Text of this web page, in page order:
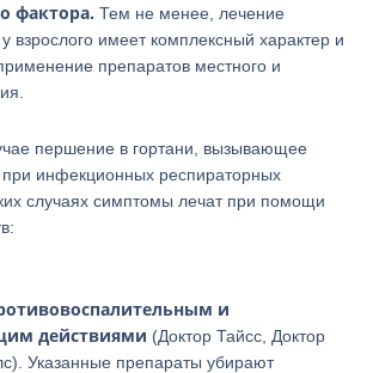
фактора. Тем не менее, лечение
взрослого имеет комплексный характер и
препаратов местного и
першение в гортани, вызывающее
при инфекционных респираторных
случаях симптомы лечат при помощи
и
действиями (Доктор Тайсс, Доктор
Указанные препараты убирают